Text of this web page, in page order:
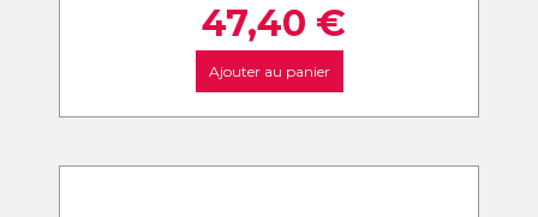
47,40 €
Ajouter au panier